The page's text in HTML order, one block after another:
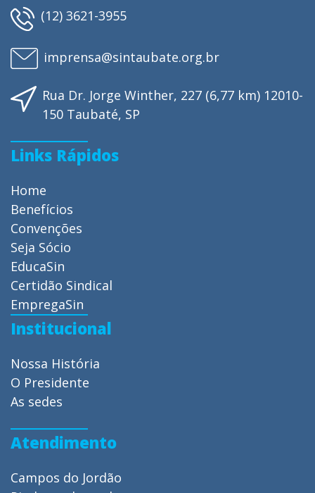
(12) 3621-3955
imprensa@sintaubate.org.br
Rua Dr. Jorge Winther, 227 (6,77 km) 12010-
150 Taubaté, SP
Links Rápidos
Home
Benefícios
Convenções
Seja Sócio
EducaSin
Certidão Sindical
EmpregaSin
Institucional
Nossa História
O Presidente
As sedes
Atendimento
Campos do Jordão